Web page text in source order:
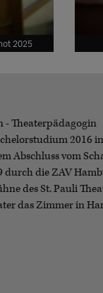
2025
- Theaterpädagogin
2016
Abschluss vom
durch die ZAV
des St. Pauli
das Zimmer in